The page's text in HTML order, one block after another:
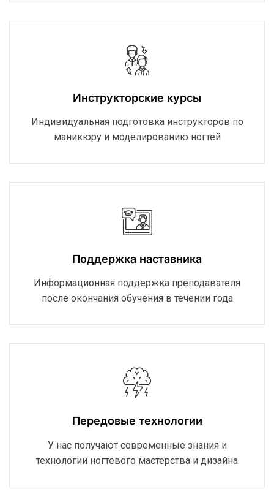
Инструкторские курсы
Индивидуальная подготовка инструкторов по
маникюру и моделированию ногтей
Поддержка наставника
Информационная поддержка преподавателя
после окончания обучения в течении года
Передовые технологии
У нас получают современные знания и
технологии ногтевого мастерства и дизайна